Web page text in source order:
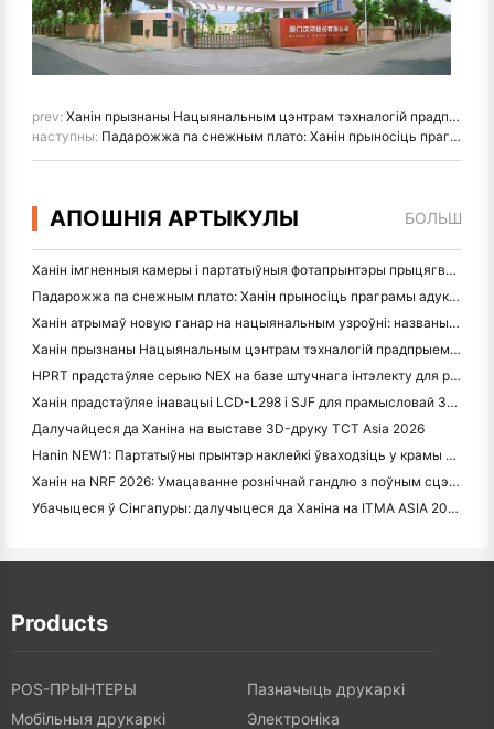
prev: Ханін прызнаны Нацыянальным цэнтрам тэхналогій прадпрыемстваў для кіраўніцтва інавацыямі
наступны: Падарожжа па снежным плато: Ханін прыносіць праграмы адукацыі па фатаграфіі дзецям у Камдо
АПОШНІЯ АРТЫКУЛЫ БОЛЬШ
Ханін імгненныя камеры і партатыўныя фотапрынтэры прыцягваюць моцны цікавасць да IEAE Шэньчжэнь 2026
Падарожжа па снежным плато: Ханін прыносіць праграмы адукацыі па фатаграфіі дзецям у Камдо
Ханін атрымаў новую ганар на нацыянальным узроўні: названы "2026 Made in China · Trusted Brand by Consumers"
Ханін прызнаны Нацыянальным цэнтрам тэхналогій прадпрыемстваў для кіраўніцтва інавацыямі
HPRT прадстаўляе серыю NEX на базе штучнага інтэлекту для разумнай рознічнай гандлю на CHINASHOP 2026
Ханін прадстаўляе інавацыі LCD-L298 і SJF для прамысловай 3D-друку на TCT Asia 2026
Далучайцеся да Ханіна на выставе 3D-друку TCT Asia 2026
Hanin NEW1: Партатыўны прынтэр наклейкі ўваходзіць у крамы LOFT Японіі
Ханін на NRF 2026: Умацаванне рознічнай гандлю з поўным сцэнарыем інтэлектуальных рашэнняў друку
Убачыцеся ў Сінгапуры: далучыцеся да Ханіна на ITMA ASIA 2025, каб быць сведкам апошняй тэхналогіі лічбавай друку
Products
POS-ПРЫНТЕРЫ
Пазначыць друкаркі
Мобільныя друкаркі
Электроніка